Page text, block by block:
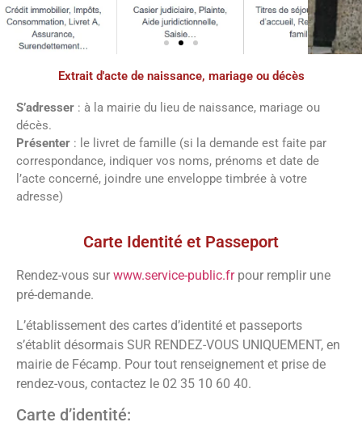
Démarches
administratives
Faîtes vos démarches en ligne sur notre
site en cliquant sur le bouton ci-dessous
Extrait d'acte de naissance, mariage ou décès
S’adresser : à la mairie du lieu de naissance, mariage ou
décès.
Présenter : le livret de famille (si la demande est faite par
correspondance, indiquer vos noms, prénoms et date de
l’acte concerné, joindre une enveloppe timbrée à votre
adresse)
Carte Identité et Passeport
Rendez-vous sur www.service-public.frpour remplir une
pré-demande.
L’établissement des cartes d’identité et passeports
s’établit désormais SUR RENDEZ-VOUS UNIQUEMENT, en
mairie de Fécamp. Pour tout renseignement et prise de
rendez-vous, contactez le 02 35 10 60 40.
Carte d’identité: